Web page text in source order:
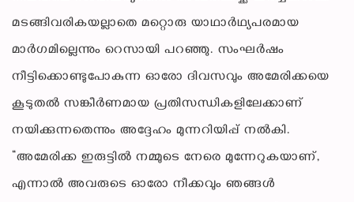
മടങ്ങിവരികയല്ലാതെ മറ്റൊരു യാഥാർഥ്യപരമായ
മാർഗമില്ലെന്നും റെസായി പറഞ്ഞു. സംഘർഷം
നീട്ടിക്കൊണ്ടുപോകുന്ന ഓരോ ദിവസവും അമേരിക്കയെ
കൂടുതൽ സങ്കീർണമായ പ്രതിസന്ധികളിലേക്കാണ്
നയിക്കുന്നതെന്നും അദ്ദേഹം മുന്നറിയിപ്പ് നൽകി.
“അമേരിക്ക ഇരുട്ടിൽ നമ്മുടെ നേരെ മുന്നേറുകയാണ്,
എന്നാൽ അവരുടെ ഓരോ നീക്കവും ഞങ്ങൾ